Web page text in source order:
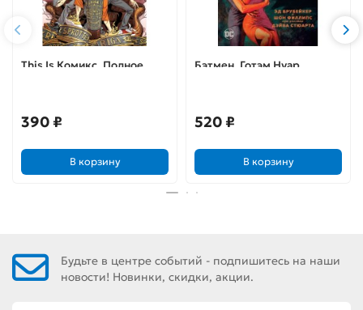
This Is Комикс. Полное
390 ₽
В корзину
Бэтмен. Готэм Нуар
520 ₽
В корзину
Будьте в центре событий - подпишитесь на наши
новости! Новинки, скидки, акции.